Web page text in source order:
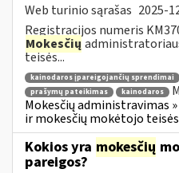
Web turinio sąrašas 2025-
Registracijos numeris
Mokesčių
teisės...
kainodaros įpareigojančių sprendimai
prašymų pateikimas
kainodaros
Mokesčių administravimas
ir mokesčių mokėtojo
Kokios yra mokesčių
pareigos?